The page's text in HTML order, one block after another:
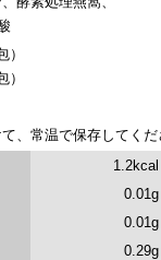
、常温で保存してくだ
1.2kcal
0.01g
0.01g
0.29g